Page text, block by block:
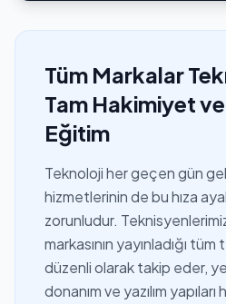
Tüm Markalar
Tam Hakimiyet
Eğitim
Teknoloji her geçen gün
hizmetlerinin de bu hıza
zorunludur.
markasının yayınladığı
düzenli olarak takip eder,
donanım ve yazılım